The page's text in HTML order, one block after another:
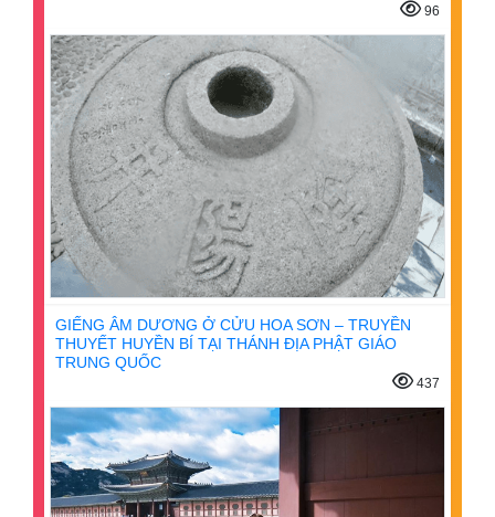
96
GIẾNG ÂM DƯƠNG Ở CỬU HOA SƠN – TRUYỀN
THUYẾT HUYỀN BÍ TẠI THÁNH ĐỊA PHẬT GIÁO
TRUNG QUỐC
437